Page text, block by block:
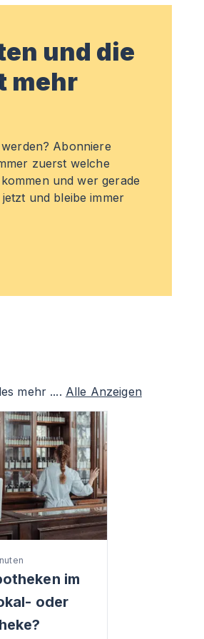
und die
mehr
Abonniere
zuerst welche
und wer gerade
und bleibe immer
mehr .... Alle Anzeigen
im
oder